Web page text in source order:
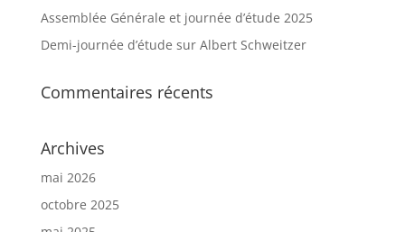
Assemblée Générale et journée d’étude 2025
Demi-journée d’étude sur Albert Schweitzer
Commentaires récents
Archives
mai 2026
octobre 2025